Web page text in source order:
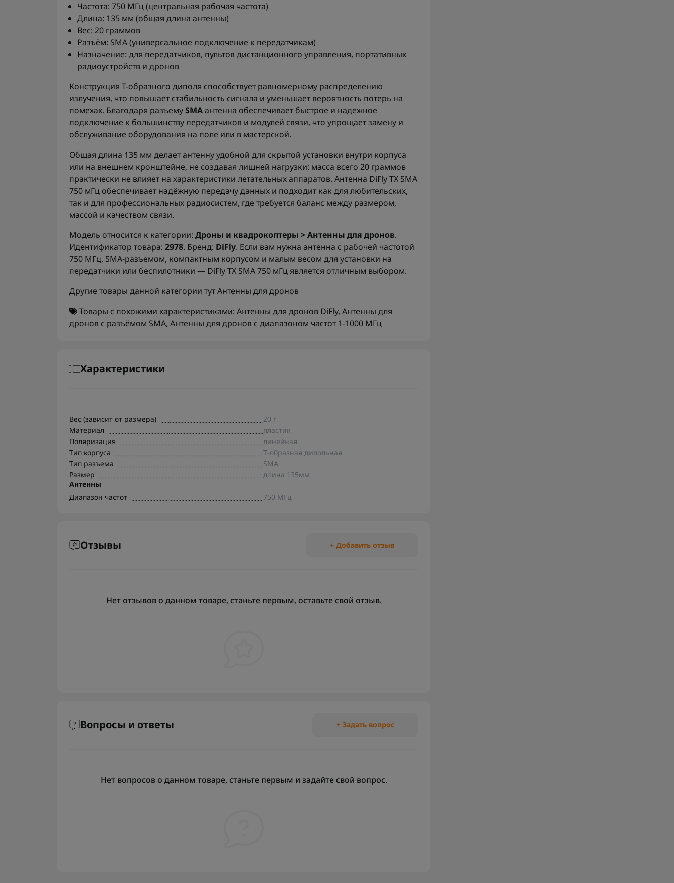
Частота: 750 МГц (центральная рабочая частота)
Длина: 135 мм (общая длина антенны)
Вес: 20 граммов
Разъём: SMA (универсальное подключение к передатчикам)
Назначение: для передатчиков, пультов дистанционного управления, портативных
радиоустройств и дронов
Конструкция T-образного диполя способствует равномерному распределению
излучения, что повышает стабильность сигнала и уменьшает вероятность потерь на
помехах. Благодаря разъемуSMAантенна обеспечивает быстрое и надежное
подключение к большинству передатчиков и модулей связи, что упрощает замену и
обслуживание оборудования на поле или в мастерской.
Общая длина 135 мм делает антенну удобной для скрытой установки внутри корпуса
или на внешнем кронштейне, не создавая лишней нагрузки: масса всего 20 граммов
практически не влияет на характеристики летательных аппаратов. Антенна DiFly TX SMA
750 мГц обеспечивает надёжную передачу данных и подходит как для любительских,
так и для профессиональных радиосистем, где требуется баланс между размером,
массой и качеством связи.
Модель относится к категории: Дроны и квадрокоптеры > Антенны для дронов.
Идентификатор товара: 2978. Бренд: DiFly. Если вам нужна антенна с рабочей частотой
750 МГц, SMA-разъемом, компактным корпусом и малым весом для установки на
передатчики или беспилотники — DiFly TX SMA 750 мГц является отличным выбором.
Другие товары данной категории тутАнтенны для дронов
Товары с похожими характеристиками: Антенны для дронов DiFly, Антенны для
дронов с разъёмом SMA, Антенны для дронов с диапазоном частот 1-1000 МГц
Характеристики
Вес (зависит от размера)
20 г
Материал
пластик
Поляризация
линейная
Тип корпуса
T‑образная дипольная
Тип разъема
SMA
Размер
длина 135мм
Антенны
Диапазон частот
750 МГц
Отзывы + Добавить отзыв
Нет отзывов о данном товаре, станьте первым, оставьте свой отзыв.
Вопросы и ответы + Задать вопрос
Нет вопросов о данном товаре, станьте первым и задайте свой вопрос.